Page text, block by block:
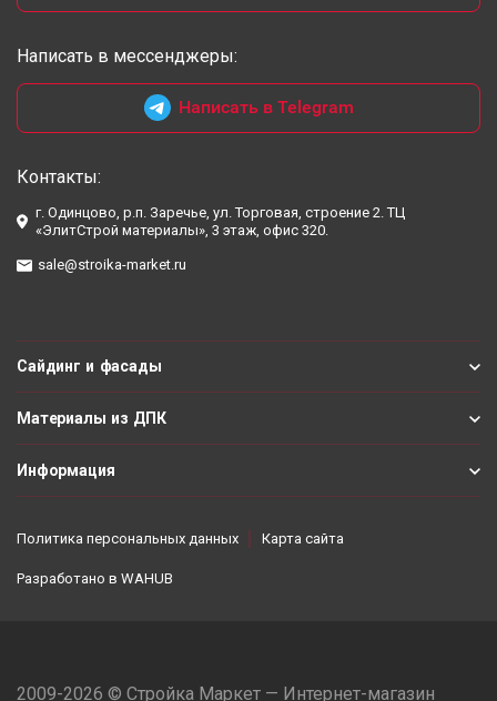
Написать в мессенджеры:
Написать в Telegram
Контакты:
г. Одинцово, р.п. Заречье, ул. Торговая, строение 2. ТЦ
«ЭлитСтрой материалы», 3 этаж, офис 320.
sale@stroika-market.ru
Сайдинг и фасады
Материалы из ДПК
Информация
Политика персональных данных Карта сайта
Разработано в WAHUB
2009-2026 © Стройка Маркет — Интернет-магазин